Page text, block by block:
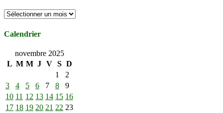
Archives
Calendrier
novembre 2025
L M M J V S D
1
2
3
4 5 6 7 8
9
10 11 12 13 14 15 16
17 18 19 20 21 22 23